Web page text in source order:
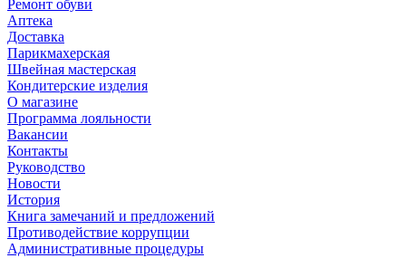
Ремонт обуви
Аптека
Доставка
Парикмахерская
Швейная мастерская
Кондитерские изделия
О магазине
Программа лояльности
Вакансии
Контакты
Руководство
Новости
История
Книга замечаний и предложений
Противодействие коррупции
Административные процедуры